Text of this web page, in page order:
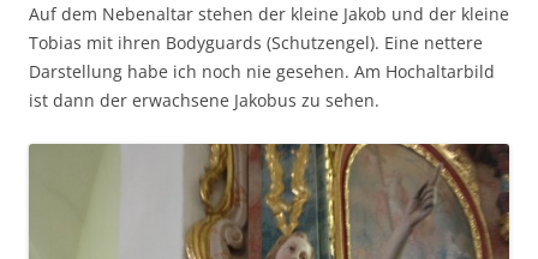
Auf dem Nebenaltar stehen der kleine Jakob und der kleine
Tobias mit ihren Bodyguards (Schutzengel). Eine nettere
Darstellung habe ich noch nie gesehen. Am Hochaltarbild
ist dann der erwachsene Jakobus zu sehen.